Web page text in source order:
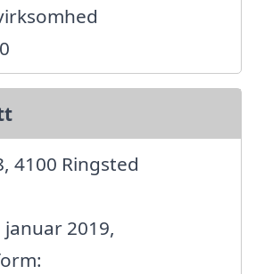
4100 Ringsted
2019,